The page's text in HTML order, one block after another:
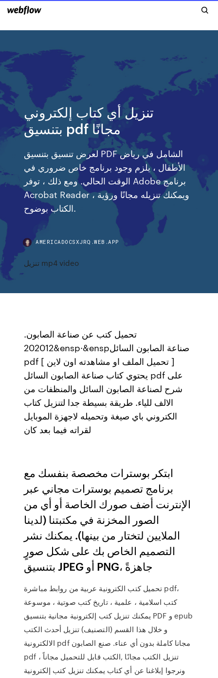
تنزيل أي كتاب إلكتروني
بتنسيق pdf مجانًا
لعرض تنسيق بتنسيق PDF الشامل في رياض
الأطفال ، يلزم وجود برنامج خاص ضروري في
الوقت الحالي. ومع ذلك ، توفر Adobe برنامج
Acrobat Reader ، ويمكنك تنزيله مجانًا ورؤية
الكتاب بوضوح.
AMERICADOCSXJRQ.WEB.APP
تنزيل mp4 video
تحميل كتب عن صناعة الصابون.
202012&ensp·&enspصناعة الصابون السائل
pdf [ تحميل الملف او مشاهدته اون لاين ]
يحتوي كتاب صناعة الصابون السائل pdf على
شرح لصناعة الصابون السائل والمنظفات من
الالف للياء. طريقة بسيطة جدا لتنزيل كتاب
الكتروني باي صيغة وتحميله لاجهزة الموبايل
لقراته فيما بعد كان
ابتكر بوسترات مخصصة بنفسك مع
برنامج تصميم بوسترات مجاني عبر
الإنترنت أضف صورك الخاصة أو أي من
الصور المخزنة في مكتبتنا (لدينا
الملايين لتختار من بينها). يمكنك نشر
التصميم الخاص بك على شكل صورٍ
تحميل كتب الكترونية عربية من روابط مباشرة pdf،
كتب اسلامية ، علمية ، تاريخ كتب صوتية ، موسوعة
يمكنك تنزيل كتب إلكترونية مجانية بتنسيق PDF و epub
و خلال هذا القسم (التصنيف) تنزيل أحدث الكتب
الالكترونية pdf مجانا كاملة بدون أي عناء. صنع الصابون
pdf تنزيل الكتب مجانًا ,الكتب قابل للتحميل مجاناً ،
ونرجوا إبلاغنا عن أي كتاب يمكنك تنزيل كتب إلكترونية